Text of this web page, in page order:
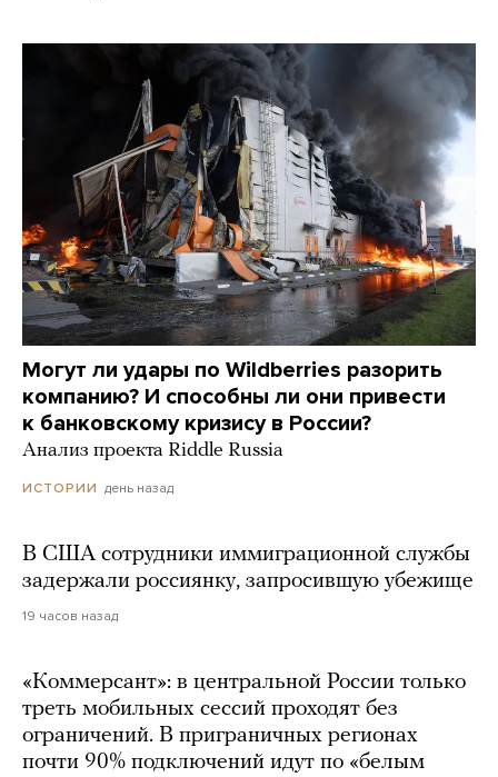
Могут ли удары по Wildberries разорить
компанию? И способны ли они привести
к банковскому кризису в России?
Анализ проекта Riddle Russia
ИСТОРИИ день назад
В США сотрудники иммиграционной службы
задержали россиянку, запросившую убежище
19 часов назад
«Коммерсант»: в центральной России только
треть мобильных сессий проходят без
ограничений. В приграничных регионах
почти 90% подключений идут по «белым